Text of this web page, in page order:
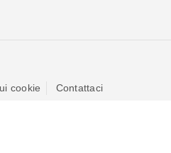
cookie Contattaci